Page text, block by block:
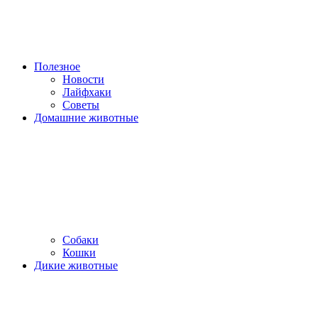
Полезное
Новости
Лайфхаки
Советы
Домашние животные
Собаки
Кошки
Дикие животные